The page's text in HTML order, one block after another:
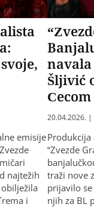
emisije
najtežih
i
Šljivić
20.04.2026. |
Produkcija
“Zvezde
traži nove
prijavilo
njih za BL